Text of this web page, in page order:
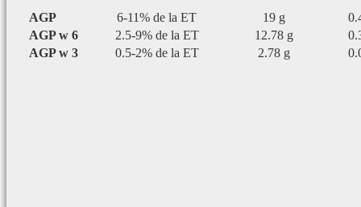
AGP 6-11% de la ET 19 g
AGP w 6
2.5-9% de la ET 12.78 g
AGP w 3
0.5-2% de la ET 2.78 g